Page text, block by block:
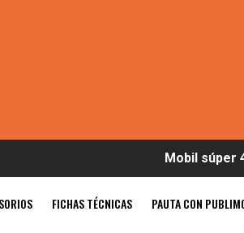
Mobil súper 4T
FICHAS TÉCNICAS PAUTA CON